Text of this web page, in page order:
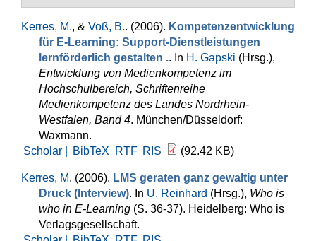
Kerres, M., & Voß, B.. (2006). Kompetenzentwicklung
für E-Learning: Support-Dienstleistungen
lernförderlich gestalten .. In H. Gapski (Hrsg.),
Entwicklung von Medienkompetenz im
Hochschulbereich, Schriftenreihe
Medienkompetenz des Landes Nordrhein-
Westfalen, Band 4. München/Düsseldorf:
Waxmann.
Scholar |
BibTeX RTF RIS (92.42 KB)
Kerres, M. (2006). LMS geraten ganz gewaltig unter
Druck (Interview). In U. Reinhard (Hrsg.), Who is
who in E-Learning (S. 36-37). Heidelberg: Who is
Verlagsgesellschaft.